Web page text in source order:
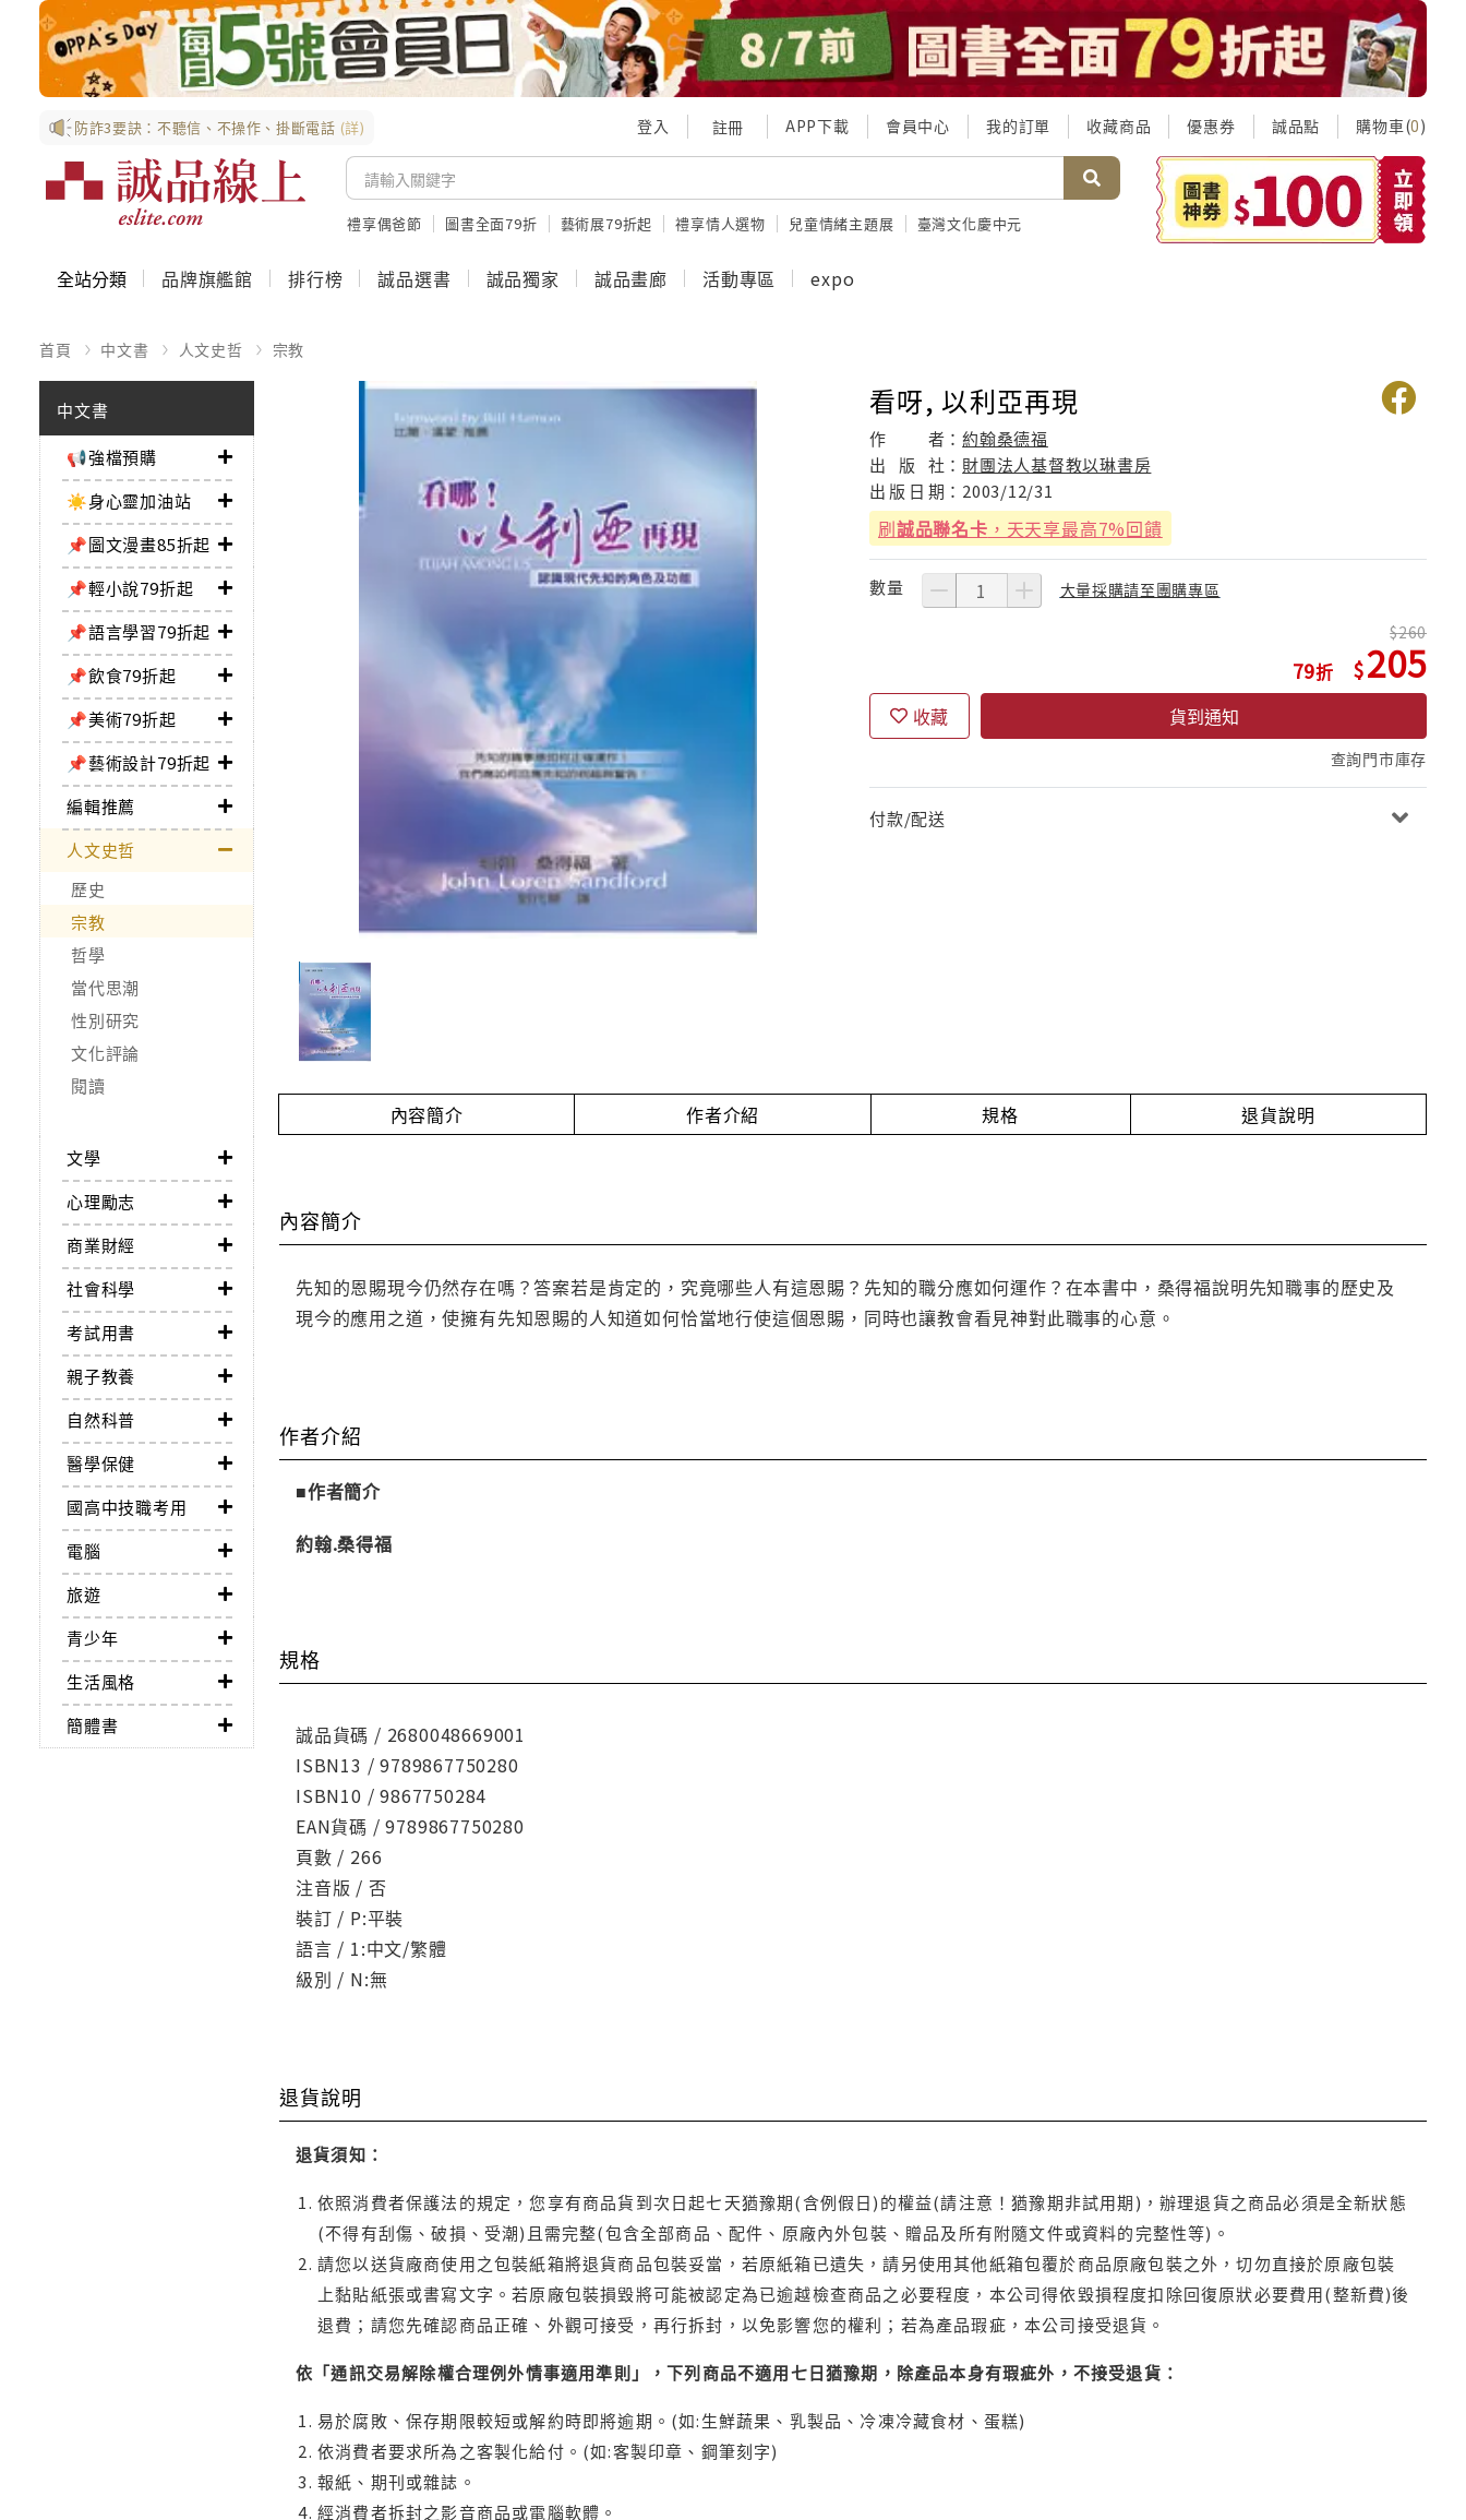
防詐3要訣：不聽信、不操作、掛斷電話 (詳) 登入 註冊 APP下載 會員中心 我的訂單 收藏商品 優惠券 誠品點 購物車(0)
禮享偶爸節 圖書全面79折 藝術展79折起 禮享情人選物 兒童情緒主題展 臺灣文化慶中元
全站分類 品牌旗艦館 排行榜 誠品選書 誠品獨家 誠品畫廊 活動專區 expo
首頁 中文書 人文史哲 宗教
中文書
📢強檔預購
☀️身心靈加油站
📌圖文漫畫85折起
📌輕小說79折起
📌語言學習79折起
📌飲食79折起
📌美術79折起
📌藝術設計79折起
編輯推薦
人文史哲
歷史
宗教
哲學
當代思潮
性別研究
文化評論
閱讀
文學
心理勵志
商業財經
社會科學
考試用書
親子教養
自然科普
醫學保健
國高中技職考用
電腦
旅遊
青少年
生活風格
簡體書
看呀, 以利亞再現
作 者：約翰桑德福
出
版 社： 財團法人基督教以琳書房
出 版 日 期： 2003/12/31
刷誠品聯名卡 ，天天享最高7%回饋
數量 大量採購請至團購專區
79
260
205
收藏 貨到通知
查詢門市庫存
付款/配送
內容簡介 作者介紹 規格 退貨說明
內容簡介
先知的恩賜現今仍然存在嗎？答案若是肯定的，究竟哪些人有這恩賜？先知的職分應如何運作？在本書中，桑得福說明先知職事的歷史及
現今的應用之道，使擁有先知恩賜的人知道如何恰當地行使這個恩賜，同時也讓教會看見神對此職事的心意。
作者介紹
■作者簡介
約翰.桑得福
規格
誠品貨碼 / 2680048669001
ISBN13 / 9789867750280
ISBN10 / 9867750284
EAN貨碼 / 9789867750280
頁數 / 266
注音版 / 否
裝訂 / P:平裝
語言 / 1:中文/繁體
級別 / N:無
退貨說明
退貨須知：
依照消費者保護法的規定，您享有商品貨到次日起七天猶豫期(含例假日)的權益(請注意！猶豫期非試用期)，辦理退貨之商品必須是全新狀態
(不得有刮傷、破損、受潮)且需完整(包含全部商品、配件、原廠內外包裝、贈品及所有附隨文件或資料的完整性等)。
請您以送貨廠商使用之包裝紙箱將退貨商品包裝妥當，若原紙箱已遺失，請另使用其他紙箱包覆於商品原廠包裝之外，切勿直接於原廠包裝
上黏貼紙張或書寫文字。若原廠包裝損毀將可能被認定為已逾越檢查商品之必要程度，本公司得依毀損程度扣除回復原狀必要費用(整新費)後
退費；請您先確認商品正確、外觀可接受，再行拆封，以免影響您的權利；若為產品瑕疵，本公司接受退貨。
依「通訊交易解除權合理例外情事適用準則」，下列商品不適用七日猶豫期，除產品本身有瑕疵外，不接受退貨：
易於腐敗、保存期限較短或解約時即將逾期。(如:生鮮蔬果、乳製品、冷凍冷藏食材、蛋糕)
依消費者要求所為之客製化給付。(如:客製印章、鋼筆刻字)
報紙、期刊或雜誌。
經消費者拆封之影音商品或電腦軟體。